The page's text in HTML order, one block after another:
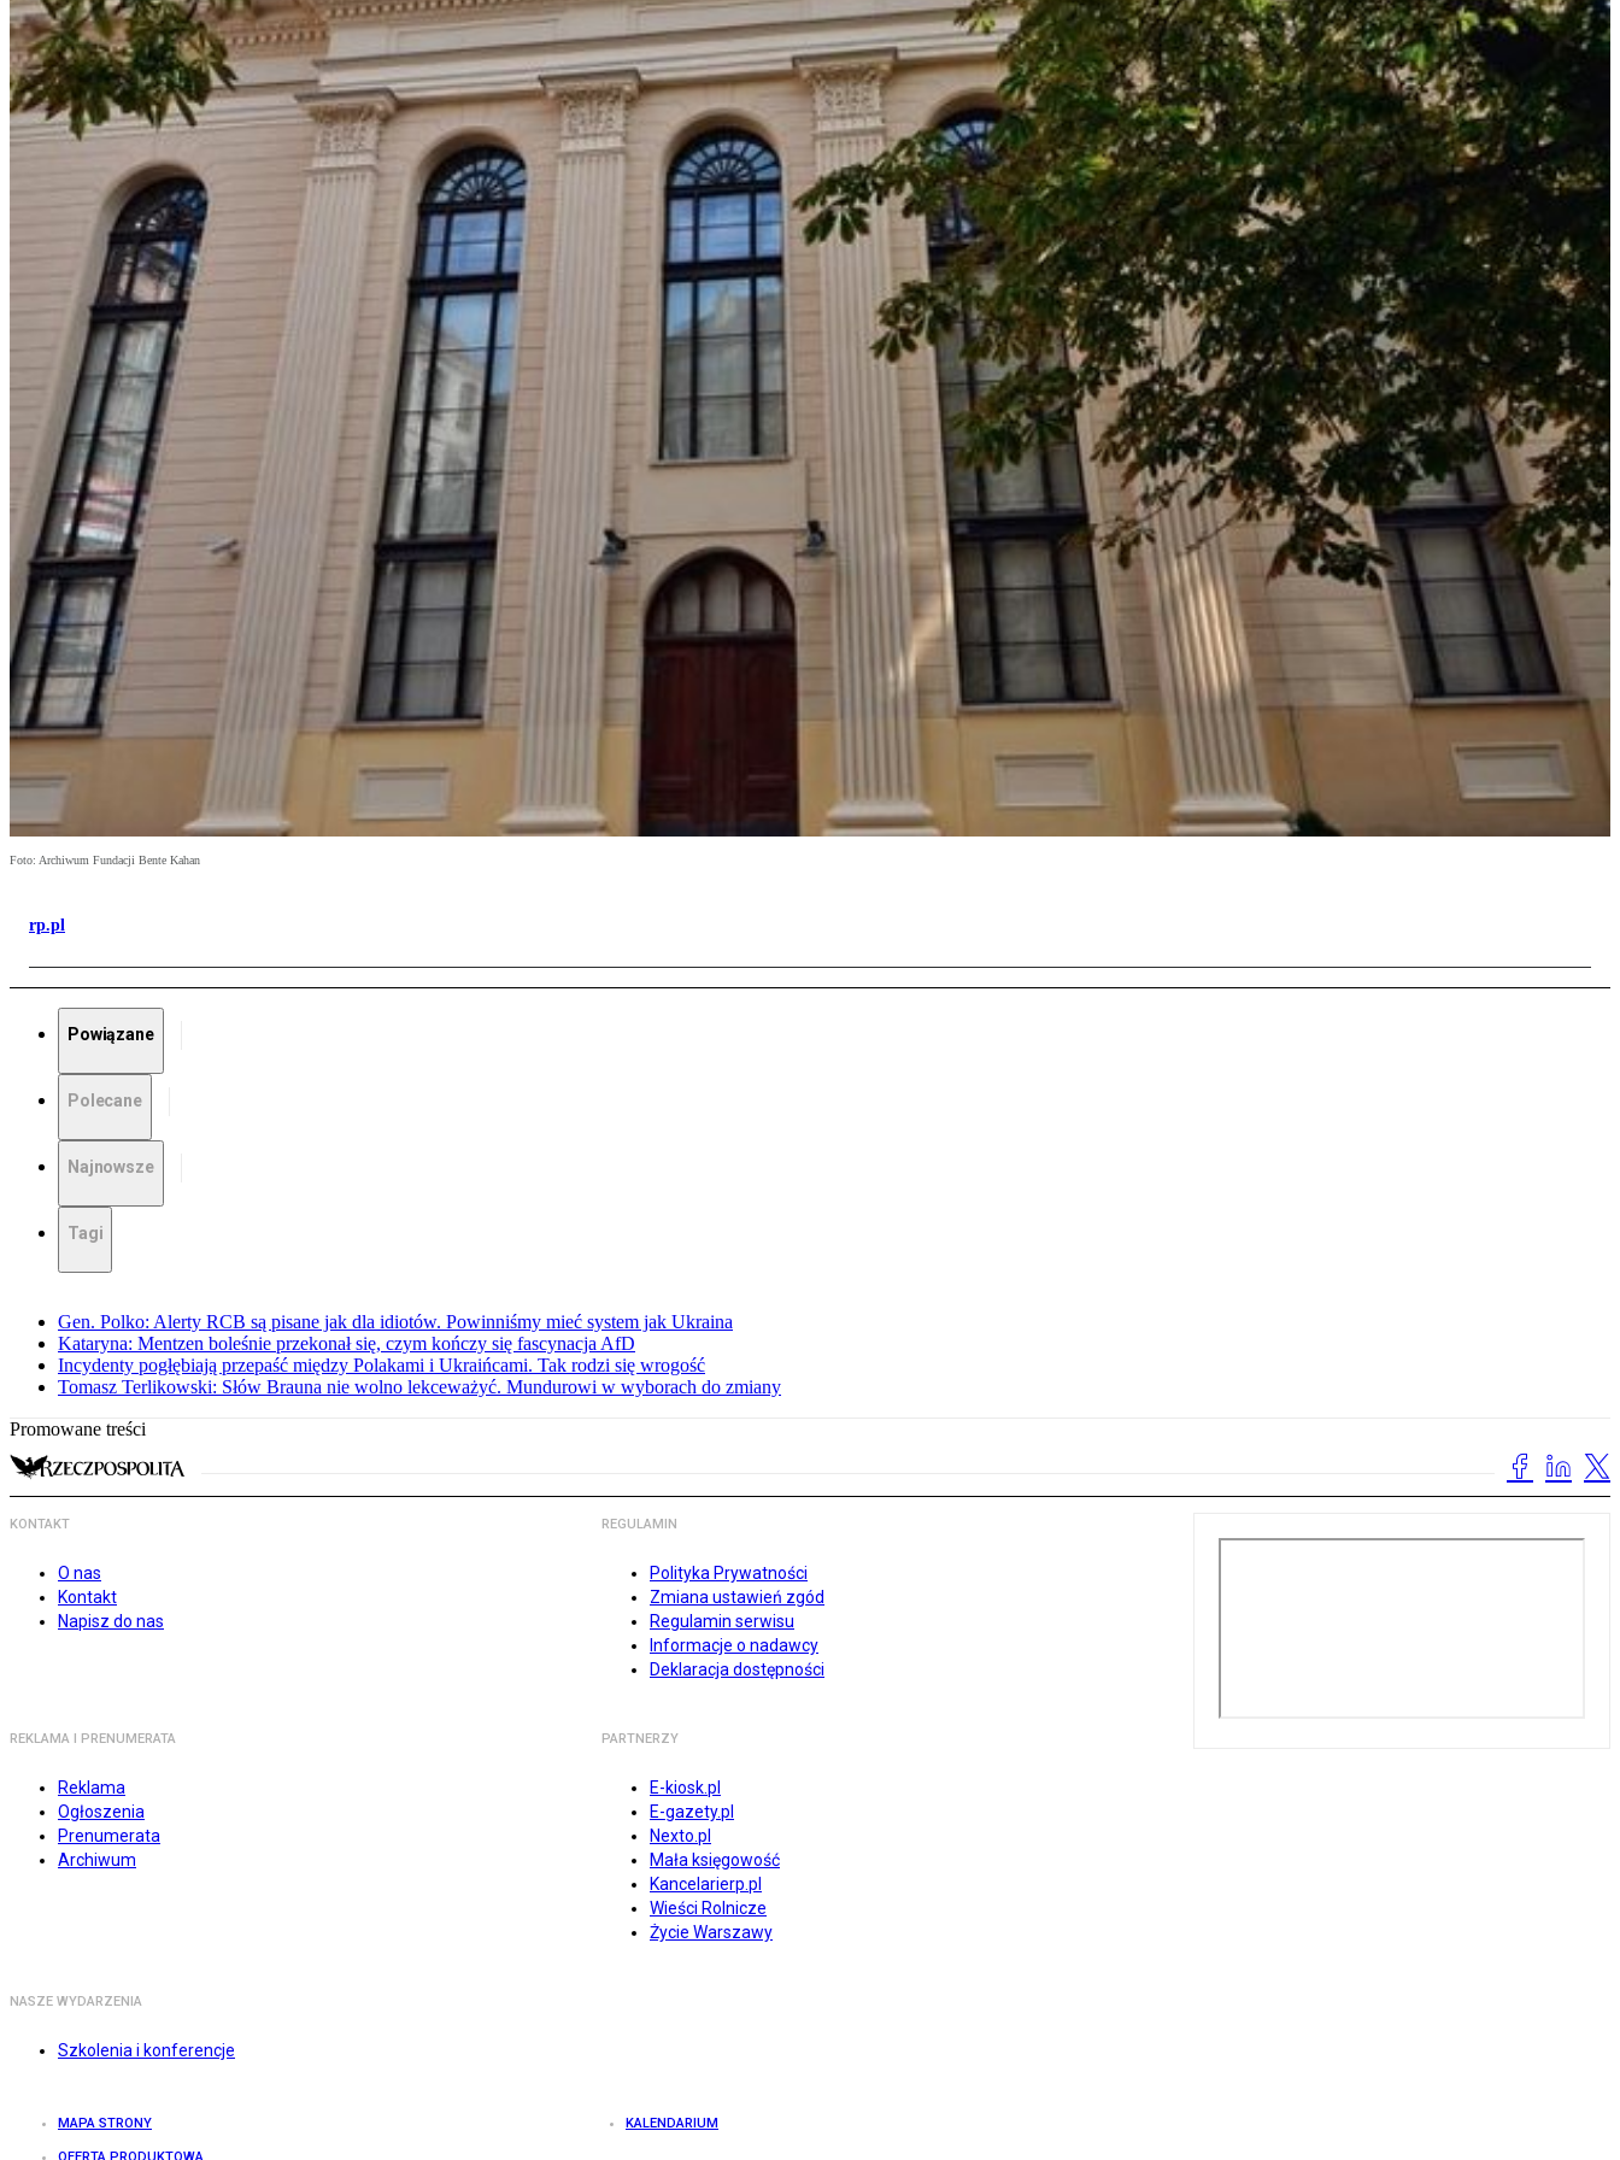
Foto: Archiwum Fundacji Bente Kahan
rp.pl
Powiązane
Polecane
Najnowsze
Tagi
Gen. Polko: Alerty RCB są pisane jak dla idiotów. Powinniśmy mieć system jak Ukraina
Kataryna: Mentzen boleśnie przekonał się, czym kończy się fascynacja AfD
Incydenty pogłębiają przepaść między Polakami i Ukraińcami. Tak rodzi się wrogość
Tomasz Terlikowski: Słów Brauna nie wolno lekceważyć. Mundurowi w wyborach do zmiany
Promowane treści
KONTAKT
O nas
Kontakt
Napisz do nas
REGULAMIN
Polityka Prywatności
Zmiana ustawień zgód
Regulamin serwisu
Informacje o nadawcy
Deklaracja dostępności
REKLAMA I PRENUMERATA
Reklama
Ogłoszenia
Prenumerata
Archiwum
PARTNERZY
E-kiosk.pl
E-gazety.pl
Nexto.pl
Mała księgowość
Kancelarierp.pl
Wieści Rolnicze
Życie Warszawy
NASZE WYDARZENIA
Szkolenia i konferencje
MAPA STRONY KALENDARIUM